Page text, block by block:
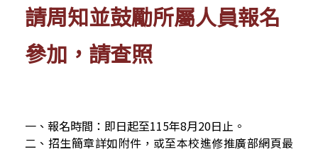
請周知並鼓勵所屬人員報名
參加，請查照
一、報名時間：即日起至115年8月20日止。
二、招生簡章詳如附件，或至本校進修推廣部網頁最